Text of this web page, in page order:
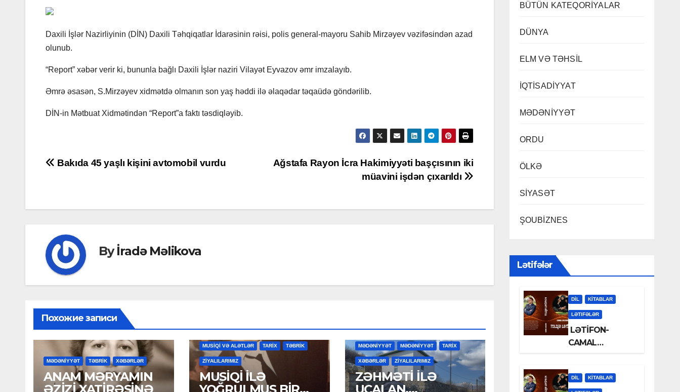
Daxili İşlər Nazirliyinin (DİN) Daxili Təhqiqatlar İdarəsinin rəisi, polis general-mayoru Sahib Mirzəyev vəzifəsindən azad
olunub.
“Report” xəbər verir ki, bununla bağlı Daxili İşlər naziri Vilayət Eyvazov əmr imzalayıb.
Əmrə əsasən, S.Mirzəyev xidmətdə olmanın son yaş həddi ilə əlaqədar təqaüdə göndərilib.
DİN-in Mətbuat Xidmətindən “Report”a faktı təsdiqləyib.
Post
Ağstafa Rayon İcra Hakimiyyəti başçısının iki
müavini işdən çıxarıldı
Bakıda 45 yaşlı kişini avtomobil vurdu
Byİradə Məlikova
Похожие записи
MƏDƏNİYYƏT TƏBRİK XƏBƏRLƏR
ANAM MƏRYAMIN
MAHNILAR MƏDƏNİYYƏT MƏDƏNİYYƏT
MUSİQİ VƏ ALƏTLƏR TARİX TƏBRİK
ZİYALILARIMIZ
MUSİQİ İLƏ
MƏDƏNİYYƏT MƏDƏNİYYƏT TARİX
XƏBƏRLƏR ZİYALILARIMIZ
ZƏHMƏTİ İLƏ
BÜTÜN KATEQORİYALAR
DÜNYA
ELM VƏ TƏHSİL
İQTİSADİYYAT
MƏDƏNİYYƏT
ORDU
ÖLKƏ
SİYASƏT
ŞOUBİZNES
Lətifələr
DİL KİTABLAR
LƏTIFƏLƏR
LƏTİFON-
CAMAL
DİL KİTABLAR